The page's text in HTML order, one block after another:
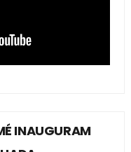
INAUGURAM